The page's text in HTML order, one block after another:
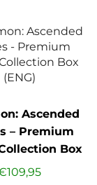
Ascended
– Premium
Box
(ENG)
109,95